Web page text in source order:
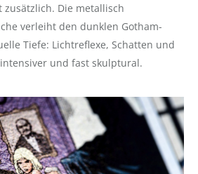
zusätzlich. Die metallisch
verleiht den dunklen Gotham-
Tiefe: Lichtreflexe, Schatten und
und fast skulptural.